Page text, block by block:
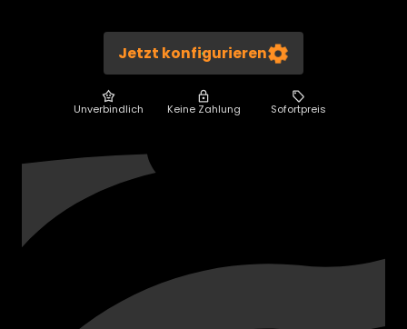
Jetzt konfigurieren
Unverbindlich Keine Zahlung Sofortpreis